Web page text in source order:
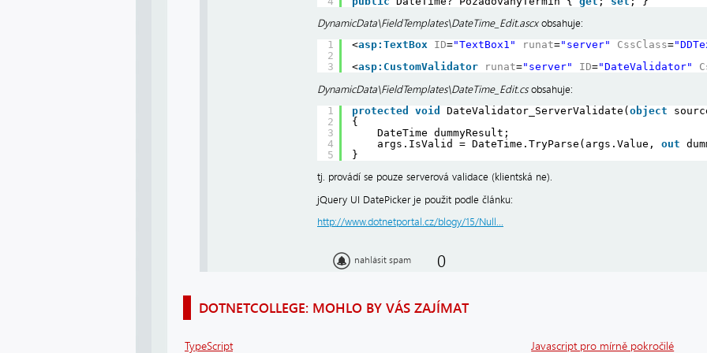
DynamicData\FieldTemplates\DateTime_Edit.ascxobsahuje:
1
2
3
<asp:TextBox ID="TextBox1" runat="server" CssClass=
<asp:CustomValidator runat="server" ID="DateValidator"
DynamicData\FieldTemplates\DateTime_Edit.csobsahuje:
1
2
3
4
5
protected void DateValidator_ServerValidate(object
{
DateTime dummyResult;
args.IsValid = DateTime.TryParse(args.Value, out
}
tj. provádí se pouze serverová validace (klientská ne).
jQuery UI DatePicker je použit podle článku:
http://www.dotnetportal.cz/blogy/15/Null...
nahlásit spam 0
DOTNETCOLLEGE: MOHLO BY VÁS ZAJÍMAT
TypeScript Javascript pro mírně pokročilé